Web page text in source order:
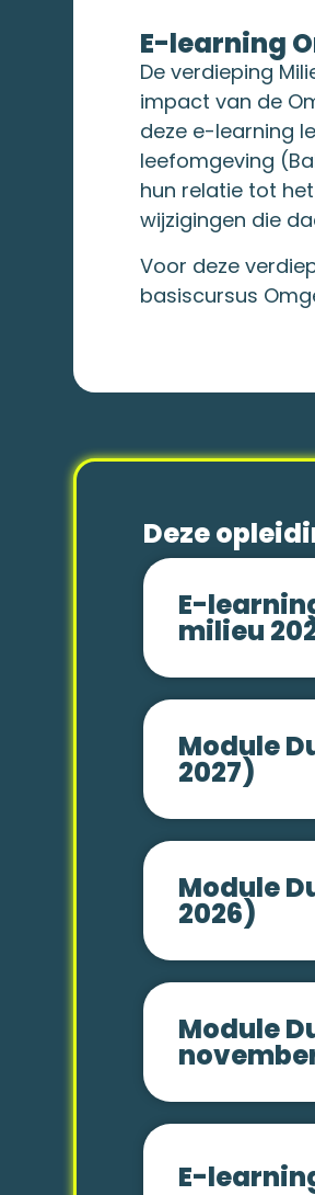
E-learning
De verdieping
impact van de
deze e-learning
leefomgeving
hun relatie tot
wijzigingen die
Voor deze
basiscursus
Deze
E-
milieu
Module
2027)
Module
2026)
Module
E-